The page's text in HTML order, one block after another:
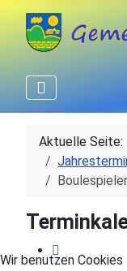
Aktuelle Seite:
Wir benutzen Cookies